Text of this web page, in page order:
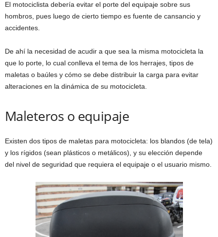
El motociclista debería evitar el porte del equipaje sobre sus
hombros, pues luego de cierto tiempo es fuente de cansancio y
accidentes.
De ahí la necesidad de acudir a que sea la misma motocicleta la
que lo porte, lo cual conlleva el tema de los herrajes, tipos de
maletas o baúles y cómo se debe distribuir la carga para evitar
alteraciones en la dinámica de su motocicleta.
Maleteros o equipaje
Existen dos tipos de maletas para motocicleta: los blandos (de tela)
y los rígidos (sean plásticos o metálicos), y su elección depende
del nivel de seguridad que requiera el equipaje o el usuario mismo.